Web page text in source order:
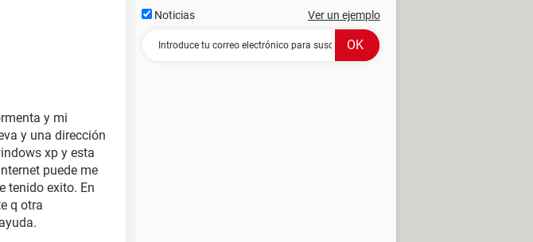
y mi
y una dirección
xp y esta
puede me
tenido exito. En
q otra
Noticias Ver un ejemplo